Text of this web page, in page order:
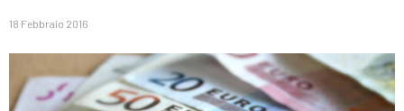
18 Febbraio 2016